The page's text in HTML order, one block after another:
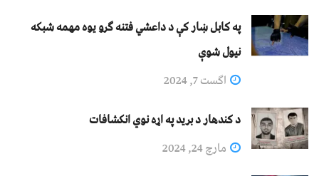
په کابل ښار کې د داعشي فتنه ګرو يوه مهمه شبکه
نيول شوې
اگست 7, 2024
د کندهار د برید په اړه نوي انکشافات
مارچ 24, 2024